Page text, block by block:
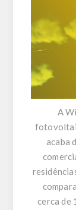
A
acaba
cerca de